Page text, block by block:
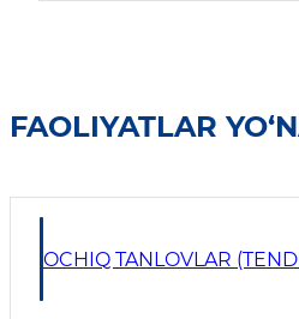
FAOLIYATLAR
OCHIQ TANLOVLAR